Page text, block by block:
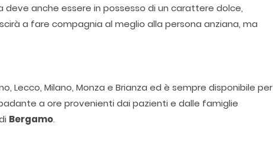
anche essere in possesso di un carattere dolce,
a fare compagnia al meglio alla persona anziana, ma
Lecco, Milano, Monza e Brianza ed è sempre disponibile per
a ore provenienti dai pazienti e dalle famiglie
Bergamo.